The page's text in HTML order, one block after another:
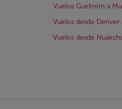
Vuelos Guelmim a
Vuelos desde Denver
Vuelos desde